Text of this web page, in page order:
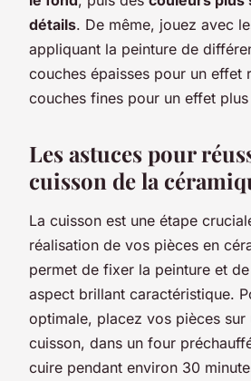
détails. De même, jouez avec
appliquant la peinture de
couches épaisses pour un effet
couches fines pour un effet
Les astuces pour
cuisson de la
La cuisson est une étape
réalisation de vos pièces en
permet de fixer la peinture et
aspect brillant caractéristique.
optimale, placez vos pièces sur
cuisson, dans un four
cuire pendant environ 30